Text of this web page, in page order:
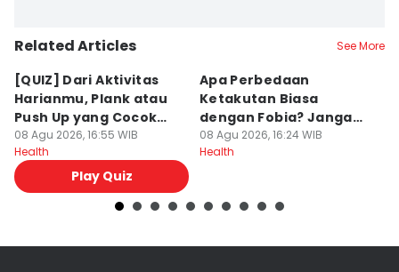
Related Articles See More
[QUIZ] Dari Aktivitas
Harianmu, Plank atau
Push Up yang Cocok
Buatmu?
08 Agu 2026, 16:55 WIB
Health
Play Quiz
Apa Perbedaan
Ketakutan Biasa
dengan Fobia? Jangan
Salah Kaprah
08 Agu 2026, 16:24 WIB
Health